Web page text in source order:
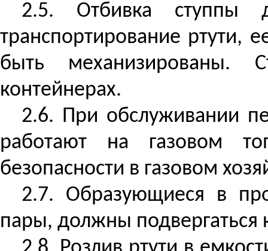
2.5. Отбивка ступпы
транспортирование ртути,
быть механизированы.
контейнерах.
2.6. При обслуживании
работают на газовом
безопасности в газовом
2.7. Образующиеся в
пары, должны подвергаться